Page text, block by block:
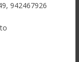
942467926